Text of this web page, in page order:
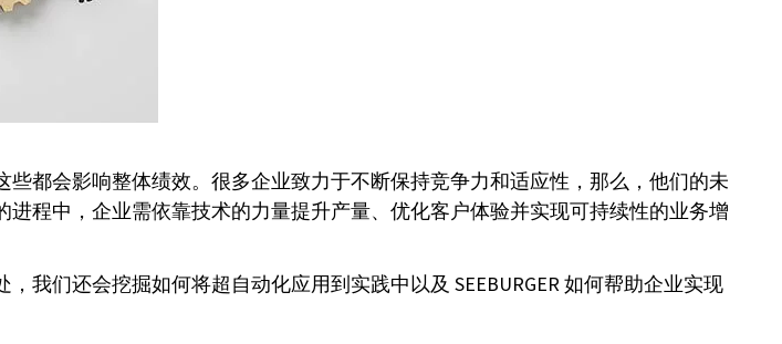
都会影响整体绩效。很多企业致力于不断保持竞争力和适应性，那么，他们的未
程中，企业需依靠技术的力量提升产量、优化客户体验并实现可持续性的业务增
们还会挖掘如何将超自动化应用到实践中以及 SEEBURGER 如何帮助企业实现